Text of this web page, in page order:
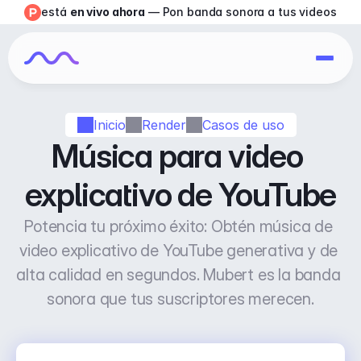
Inicio Render Casos de uso
Música para video
explicativo de YouTube
Potencia tu próximo éxito: Obtén música de
video explicativo de YouTube generativa y de
alta calidad en segundos. Mubert es la banda
sonora que tus suscriptores merecen.
está en vivo ahora — Pon banda sonora a tus videos